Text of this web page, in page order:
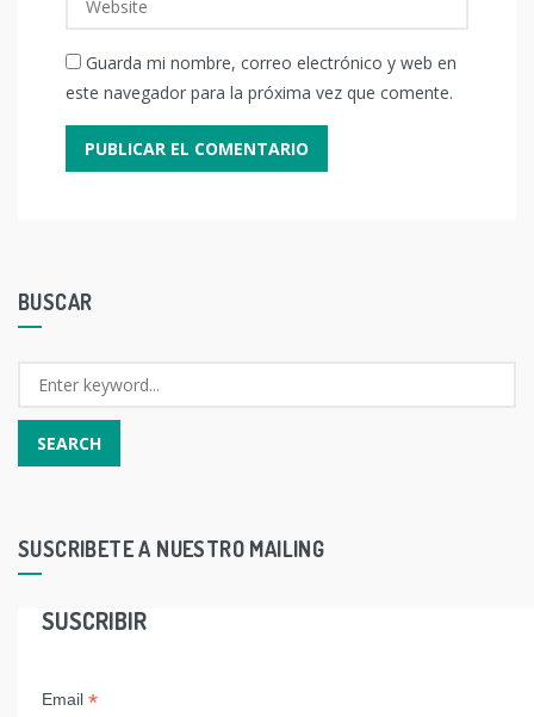
Guarda mi nombre, correo electrónico y web en
este navegador para la próxima vez que comente.
BUSCAR
SUSCRIBETE A NUESTRO MAILING
SUSCRIBIR
Email *